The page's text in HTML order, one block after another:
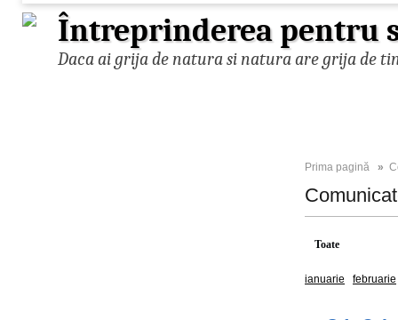
Întreprinderea pentru
Daca ai grija de natura si natura are grija de
Prima pagină »
Toate
ianuarie februarie